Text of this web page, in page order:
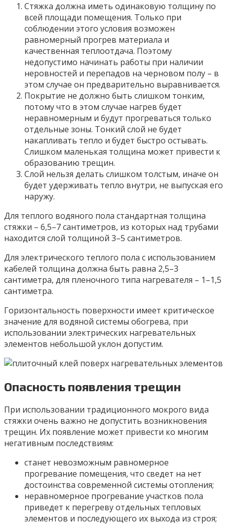
Стяжка должна иметь одинаковую толщину по
всей площади помещения. Только при
соблюдении этого условия возможен
равномерный прогрев материала и
качественная теплоотдача. Поэтому
недопустимо начинать работы при наличии
неровностей и перепадов на черновом полу – в
этом случае он предварительно выравнивается.
Покрытие не должно быть слишком тонким,
потому что в этом случае нагрев будет
неравномерным и будут прогреваться только
отдельные зоны. Тонкий слой не будет
накапливать тепло и будет быстро остывать.
Слишком маленькая толщина может привести к
образованию трещин.
Слой нельзя делать слишком толстым, иначе он
будет удерживать тепло внутри, не выпуская его
наружу.
Для теплого водяного пола стандартная толщина
стяжки – 6,5–7 сантиметров, из которых над трубами
находится слой толщиной 3–5 сантиметров.
Для электрического теплого пола с использованием
кабелей толщина должна быть равна 2,5–3
сантиметра, для пленочного типа нагревателя – 1–1,5
сантиметра.
Горизонтальность поверхности имеет критическое
значение для водяной системы обогрева, при
использовании электрических нагревательных
элементов небольшой уклон допустим.
Опасность появления трещин
При использовании традиционного мокрого вида
стяжки очень важно не допустить возникновения
трещин. Их появление может привести ко многим
негативным последствиям:
станет невозможным равномерное
прогревание помещения, что сведет на нет
достоинства современной системы отопления;
неравномерное прогревание участков пола
приведет к перегреву отдельных тепловых
элементов и последующего их выхода из строя;